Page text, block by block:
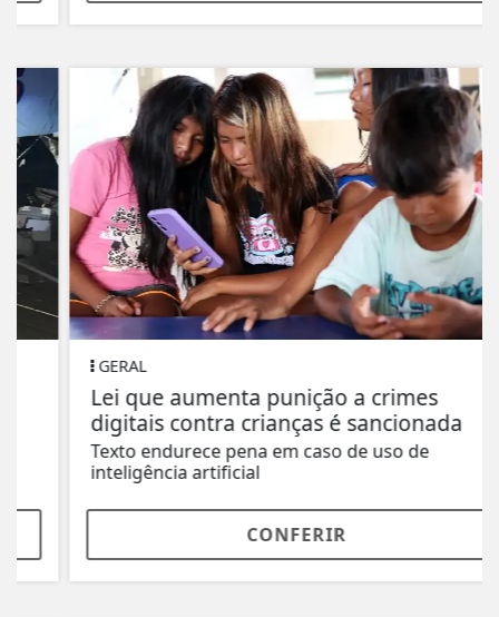
GERAL
Lei que aumenta punição a crimes
digitais contra crianças é sancionada
Texto endurece pena em caso de uso de
inteligência artificial
CONFERIR